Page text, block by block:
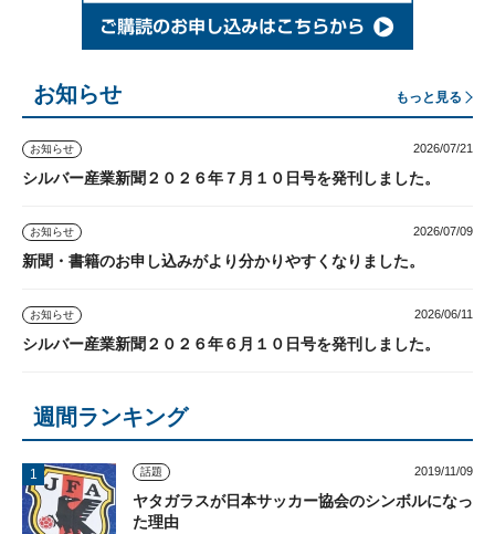
お知らせ もっと見る
お知らせ 2026/07/21
シルバー産業新聞２０２６年７月１０日号を発刊しました。
お知らせ 2026/07/09
新聞・書籍のお申し込みがより分かりやすくなりました。
お知らせ 2026/06/11
シルバー産業新聞２０２６年６月１０日号を発刊しました。
週間ランキング
話題 2019/11/09
ヤタガラスが日本サッカー協会のシンボルになっ
た理由